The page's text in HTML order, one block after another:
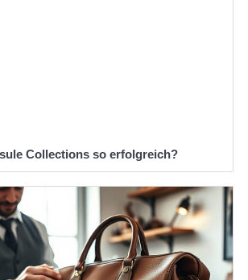
Collections so erfolgreich?